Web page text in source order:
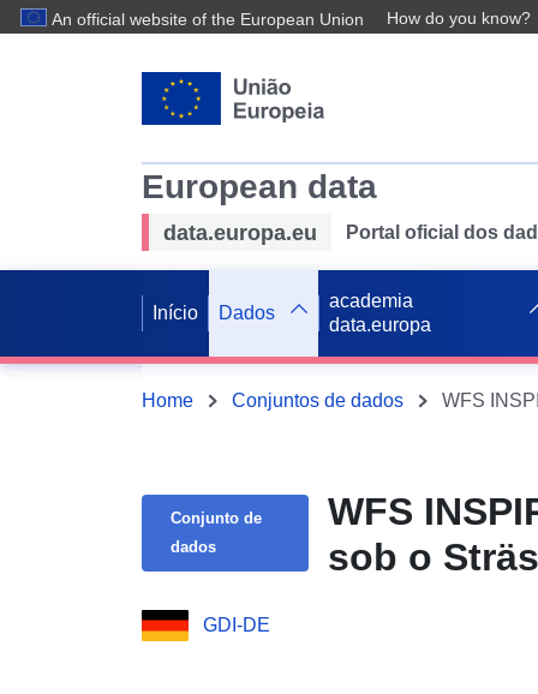
An official website of the European Union How do you know?
European data
data.europa.eu Portal oficial dos
Início Dados
academia
data.europa
Home Conjuntos de dados WFS
Conjunto de
dados
WFS
sob o
GDI-DE